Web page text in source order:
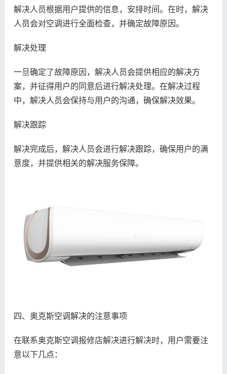
解决人员根据用户提供的信息，安排时间。在时，解决
人员会对空调进行全面检查，并确定故障原因。
解决处理
一旦确定了故障原因，解决人员会提供相应的解决方
案，并征得用户的同意后进行解决处理。在解决过程
中，解决人员会保持与用户的沟通，确保解决效果。
解决跟踪
解决完成后，解决人员会进行解决跟踪，确保用户的满
意度，并提供相关的解决服务保障。
四、奥克斯空调解决的注意事项
在联系奥克斯空调报修店解决进行解决时，用户需要注
意以下几点：